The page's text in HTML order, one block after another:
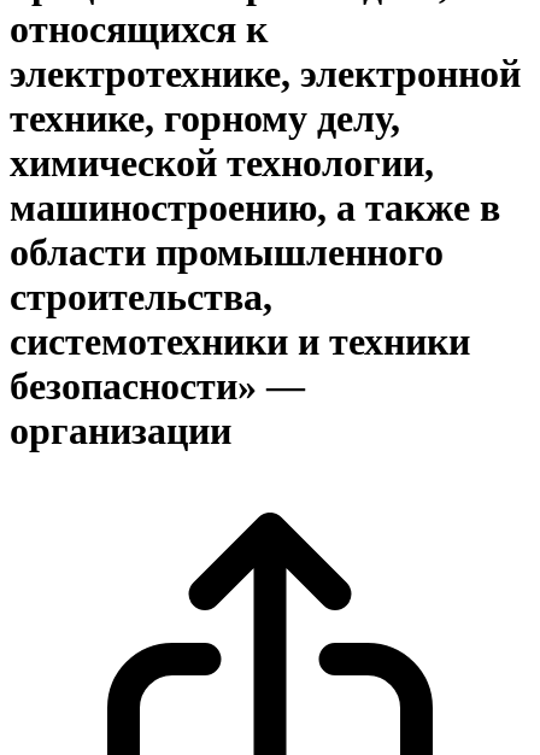
относящихся к
электротехнике, электронной
технике, горному делу,
химической технологии,
машиностроению, а также в
области промышленного
строительства,
системотехники и техники
безопасности» —
организации